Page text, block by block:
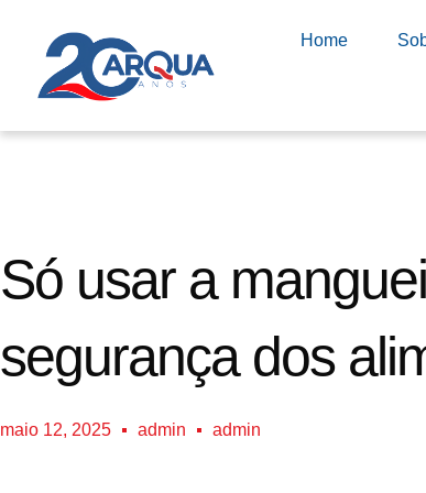
Home
Só usar a
segurança dos
maio 12, 2025 admin admin